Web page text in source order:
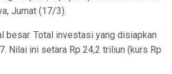
Jumat (17/3).
besar. Total investasi yang disiapkan
Nilai ini setara Rp 24,2 triliun (kurs Rp